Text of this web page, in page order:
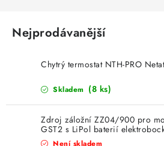
ELEKTROMATERIÁL
JISTIČE
Nejprodávanější
Chytrý termostat NTH-PRO
Skladem (8 ks)
Zdroj záložní ZZ04/900 pro
GST2 s LiPol baterií
Není skladem